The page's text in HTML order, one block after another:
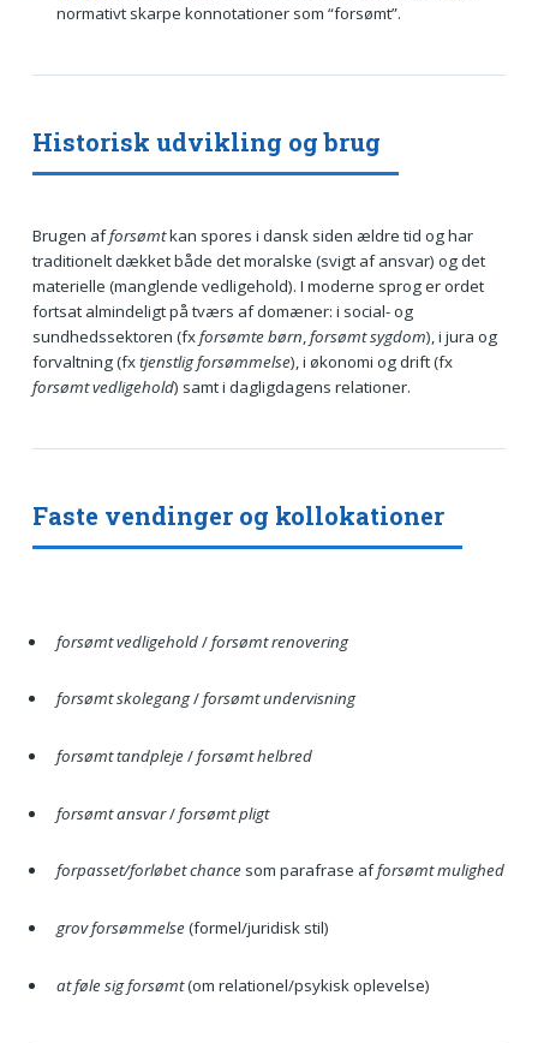
normativt skarpe konnotationer som “forsømt”.
Historisk udvikling og brug
Brugen afforsømtkan spores i dansk siden ældre tid og har
traditionelt dækket både det moralske (svigt af ansvar) og det
materielle (manglende vedligehold). I moderne sprog er ordet
fortsat almindeligt på tværs af domæner: i social- og
sundhedssektoren (fxforsømte børn,forsømt sygdom), i jura og
forvaltning (fxtjenstlig forsømmelse), i økonomi og drift (fx
forsømt vedligehold) samt i dagligdagens relationer.
Faste vendinger og kollokationer
forsømt vedligehold/forsømt renovering
forsømt skolegang/forsømt undervisning
forsømt tandpleje/forsømt helbred
forsømt ansvar/forsømt pligt
forpasset/forløbet chancesom parafrase afforsømt mulighed
grov forsømmelse(formel/juridisk stil)
at føle sig forsømt(om relationel/psykisk oplevelse)